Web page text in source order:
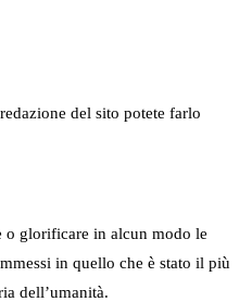
del sito potete farlo
o glorificare in alcun modo le
in quello che è stato il più
dell’umanità.